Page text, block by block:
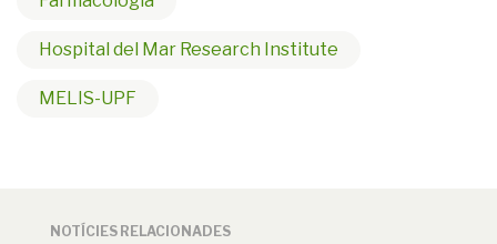
Hospital del Mar Research Institute
MELIS-UPF
NOTÍCIES RELACIONADES